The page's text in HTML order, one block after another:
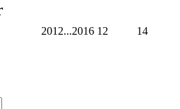
2012...2016 12 14